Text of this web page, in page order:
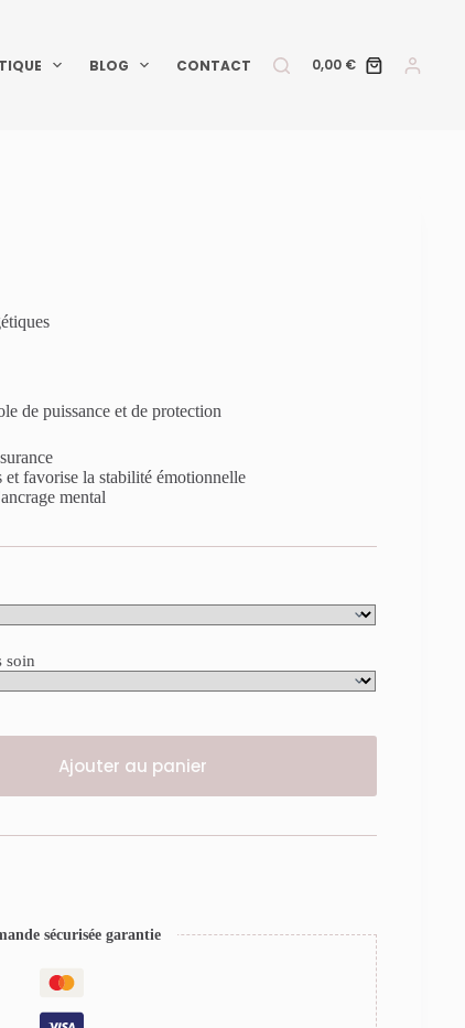
BLOG CONTACT
Panier
0,00 €
de puissance et de protection
et favorise la stabilité émotionnelle
mental
soin
Ajouter au panier
sécurisée garantie